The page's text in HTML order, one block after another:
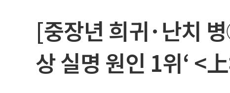
[중장년 희귀·난치
상 실명 원인 1위‘ <